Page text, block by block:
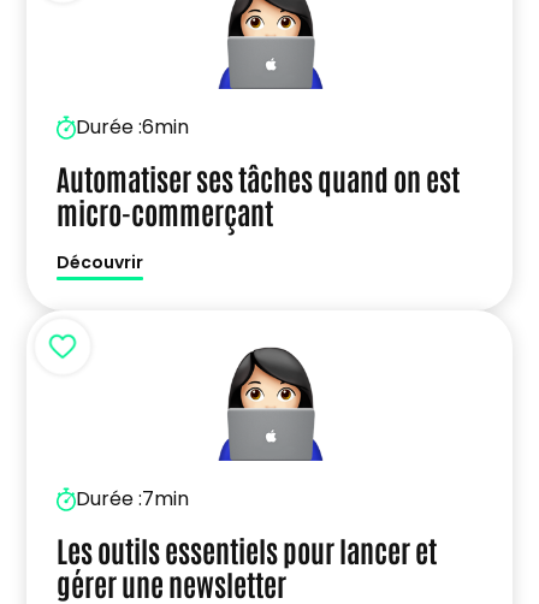
Durée :6min
Automatiser ses tâches quand on est
micro-commerçant
Découvrir
Durée :7min
Les outils essentiels pour lancer et
gérer une newsletter